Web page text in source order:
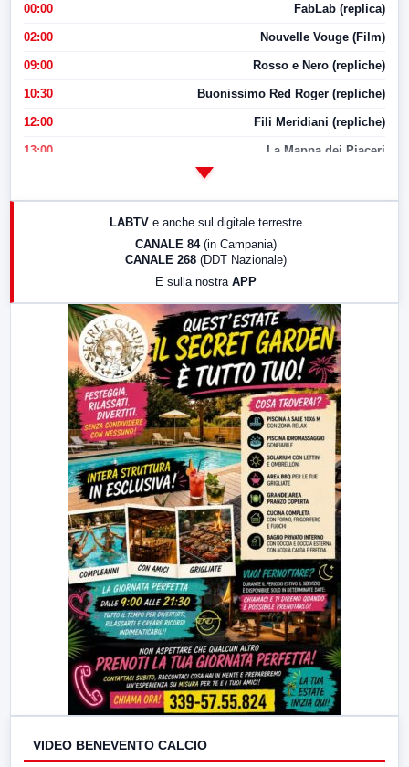
00:00 FabLab (replica)
02:00 Nouvelle Vouge (Film)
09:00 Rosso e Nero (repliche)
10:30 Buonissimo Red Roger (repliche)
12:00 Fili Meridiani (repliche)
13:00 La Mappa dei Piaceri
17:00 LabNews (replica)
LabNews (replica)
LABTV e anche sul digitale terrestre
CANALE 84 (in Campania)
CANALE 268 (DDT Nazionale)
E sulla nostra APP
VIDEO BENEVENTO CALCIO